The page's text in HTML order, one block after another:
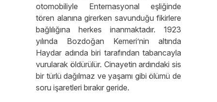
otomobiliyle Enternasyonal eşliğinde
tören alanına girerken savunduğu fikirlere
bağlılığına herkes inanmaktadır. 1923
yılında Bozdoğan Kemeri’nin altında
Haydar adında biri tarafından tabancayla
vurularak öldürülür. Cinayetin ardındaki sis
bir türlü dağılmaz ve yaşamı gibi ölümü de
soru işaretleri bırakır geride.